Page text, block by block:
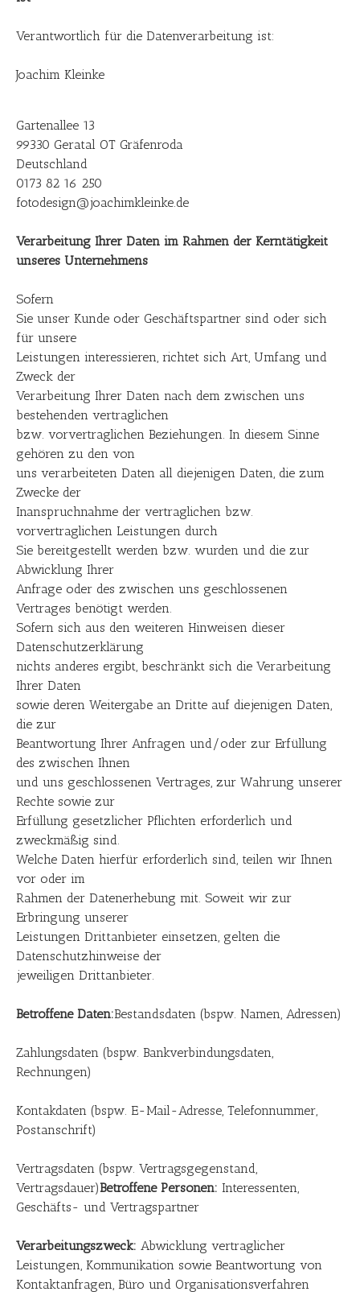
Verantwortlich für die Datenverarbeitung ist:
Joachim Kleinke
Gartenallee 13
99330 Geratal OT Gräfenroda
Deutschland
0173 82 16 250
fotodesign@joachimkleinke.de
Verarbeitung Ihrer Daten im Rahmen der Kerntätigkeit
unseres Unternehmens
Sofern
Sie unser Kunde oder Geschäftspartner sind oder sich
für unsere
Leistungen interessieren, richtet sich Art, Umfang und
Zweck der
Verarbeitung Ihrer Daten nach dem zwischen uns
bestehenden vertraglichen
bzw. vorvertraglichen Beziehungen. In diesem Sinne
gehören zu den von
uns verarbeiteten Daten all diejenigen Daten, die zum
Zwecke der
Inanspruchnahme der vertraglichen bzw.
vorvertraglichen Leistungen durch
Sie bereitgestellt werden bzw. wurden und die zur
Abwicklung Ihrer
Anfrage oder des zwischen uns geschlossenen
Vertrages benötigt werden.
Sofern sich aus den weiteren Hinweisen dieser
Datenschutzerklärung
nichts anderes ergibt, beschränkt sich die Verarbeitung
Ihrer Daten
sowie deren Weitergabe an Dritte auf diejenigen Daten,
die zur
Beantwortung Ihrer Anfragen und/oder zur Erfüllung
des zwischen Ihnen
und uns geschlossenen Vertrages, zur Wahrung unserer
Rechte sowie zur
Erfüllung gesetzlicher Pflichten erforderlich und
zweckmäßig sind.
Welche Daten hierfür erforderlich sind, teilen wir Ihnen
vor oder im
Rahmen der Datenerhebung mit. Soweit wir zur
Erbringung unserer
Leistungen Drittanbieter einsetzen, gelten die
Datenschutzhinweise der
jeweiligen Drittanbieter.
Betroffene Daten:Bestandsdaten (bspw. Namen, Adressen)
Zahlungsdaten (bspw. Bankverbindungsdaten,
Rechnungen)
Kontakdaten (bspw. E-Mail-Adresse, Telefonnummer,
Postanschrift)
Vertragsdaten (bspw. Vertragsgegenstand,
Vertragsdauer)Betroffene Personen: Interessenten,
Geschäfts- und Vertragspartner
Verarbeitungszweck: Abwicklung vertraglicher
Leistungen, Kommunikation sowie Beantwortung von
Kontaktanfragen, Büro und Organisationsverfahren